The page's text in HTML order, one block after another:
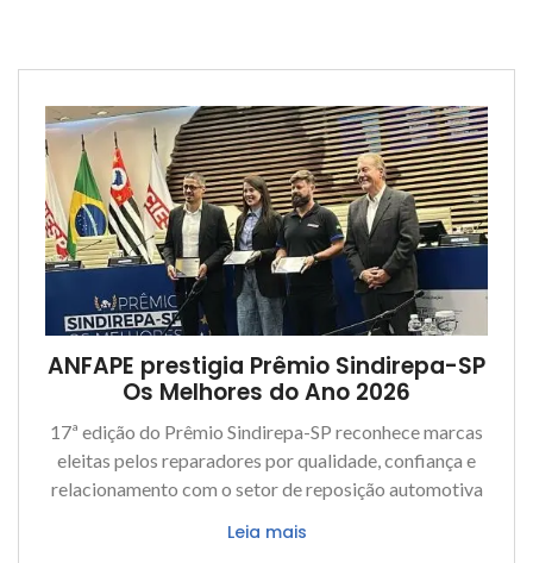
ANFAPE prestigia Prêmio Sindirepa-SP
Os Melhores do Ano 2026
17ª edição do Prêmio Sindirepa-SP reconhece marcas
eleitas pelos reparadores por qualidade, confiança e
relacionamento com o setor de reposição automotiva
Leia mais